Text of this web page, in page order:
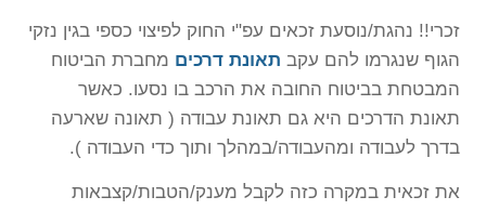
זכרי!! נהגת/נוסעת זכאים עפ"י החוק לפיצוי כספי בגין נזקי
הגוף שנגרמו להם עקב תאונת דרכים מחברת הביטוח
המבטחת בביטוח החובה את הרכב בו נסעו. כאשר
תאונת הדרכים היא גם תאונת עבודה ( תאונה שארעה
בדרך לעבודה ומהעבודה/במהלך ותוך כדי העבודה ).
את זכאית במקרה כזה לקבל מענק/הטבות/קצבאות